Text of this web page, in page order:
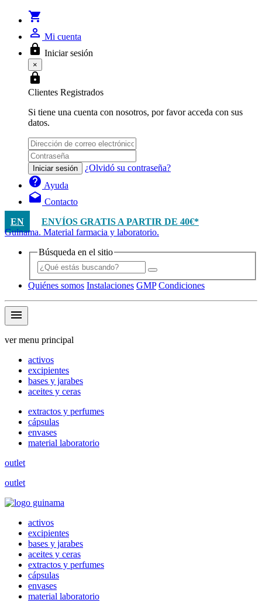
shopping_cart
person_outline Mi cuenta
lock Iniciar sesión
×
lock
Clientes Registrados
Si tiene una cuenta con nosotros, por favor acceda con sus
datos.
Iniciar sesión ¿Olvidó su contraseña?
help Ayuda
drafts Contacto
EN
ENVÍOS GRATIS A PARTIR DE 40€*
Guinama. Material farmacia y laboratorio.
Búsqueda en el sitio
Quiénes somos Instalaciones GMP Condiciones
menu
ver menu principal
activos
excipientes
bases y jarabes
aceites y ceras
extractos y perfumes
cápsulas
envases
material laboratorio
outlet
outlet
activos
excipientes
bases y jarabes
aceites y ceras
extractos y perfumes
cápsulas
envases
material laboratorio